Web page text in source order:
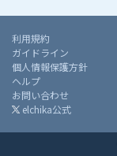
利用規約
ガイドライン
個人情報保護方針
ヘルプ
お問い合わせ
elchika公式